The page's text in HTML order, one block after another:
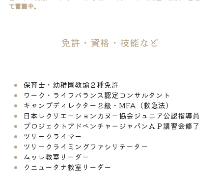
て奮闘中。
免許・資格・技能など
保育士・幼稚園教諭２種免許
ワーク・ライフバランス認定コンサルタント
キャンプディレクター２級・MFA（救急法）
日本レクリエーションカヌー協会ジュニア公認指導員
プロジェクトアドベンチャージャパンＡＰ講習会修了
ツリークライマー
ツリークライミングファシリテーター
ムッレ教室リーダー
クニュータナ教室リーダー